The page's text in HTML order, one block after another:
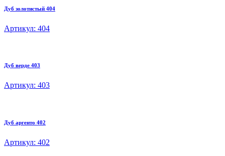
Дуб золотистый 404
Артикул: 404
Дуб верде 403
Артикул: 403
Дуб аргенто 402
Артикул: 402